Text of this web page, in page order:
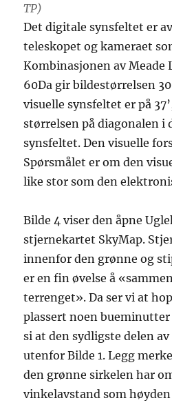
TP)
Det digitale synsfeltet er
teleskopet og kameraet
Kombinasjonen av Meade
60Da gir bildestørrelsen
visuelle synsfeltet er på
størrelsen på diagonalen i
synsfeltet. Den visuelle
Spørsmålet er om den
like stor som den
Bilde 4 viser den åpne
stjernekartet SkyMap.
innenfor den grønne og
er en fin øvelse å
terrenget». Da ser vi at
plassert noen
si at den sydligste delen
utenfor Bilde 1. Legg
den grønne sirkelen har
vinkelavstand som